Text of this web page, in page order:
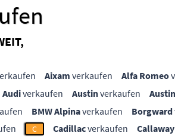
Aixam verkaufen Alfa Romeo
Audiverkaufen Austinverkaufen
BMW Alpinaverkaufen Borgward
C Cadillacverkaufen Callaway